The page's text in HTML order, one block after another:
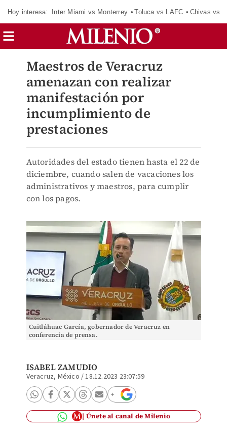
Hoy interesa: Inter Miami vs Monterrey Toluca vs LAFC Chivas vs
Maestros de Veracruz
amenazan con realizar
manifestación por
incumplimiento de
prestaciones
Autoridades del estado tienen hasta el 22 de
diciembre, cuando salen de vacaciones los
administrativos y maestros, para cumplir
con los pagos.
Cuitláhuac García, gobernador de Veracruz en
conferencia de prensa.
ISABEL ZAMUDIO
Veracruz, México /18.12.2023 23:07:59
Únete al canal de Milenio